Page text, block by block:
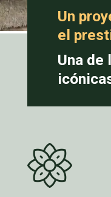
Un
el
Una de